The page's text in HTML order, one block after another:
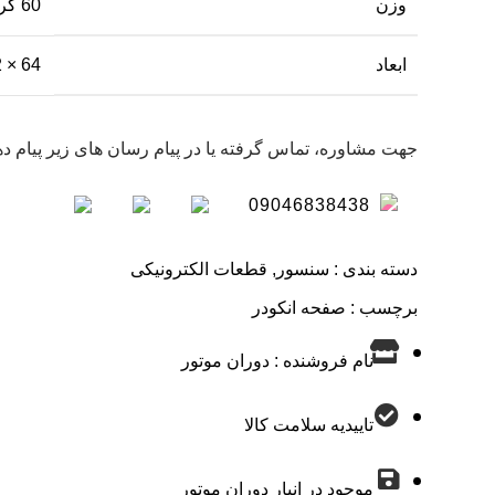
وزن 60 گرم
ابعاد 64 × 2 میلی‌متر
جهت مشاوره، تماس گرفته یا در پیام رسان های زیر پیام
09046838438
دسته بندی : سنسور , قطعات الکترونیکی
برچسب : صفحه انکودر
نام فروشنده : دوران موتور
تاییدیه سلامت کالا
موجود در انبار دوران موتور